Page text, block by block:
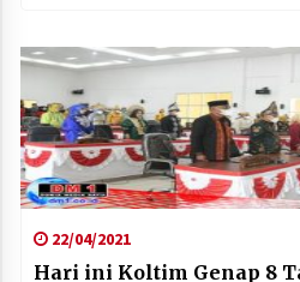
22/04/2021
Hari ini Koltim Genap 8